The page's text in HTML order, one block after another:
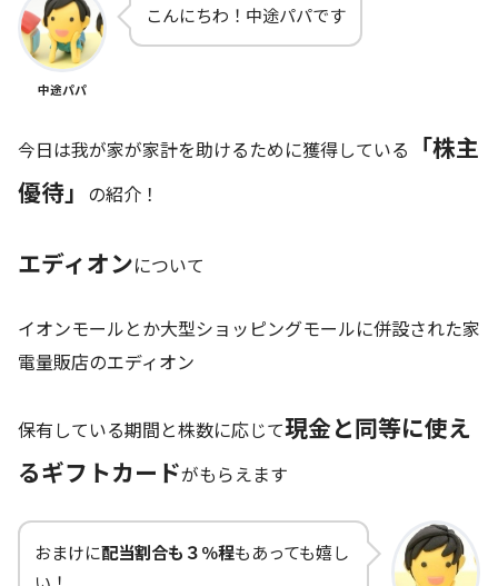
中途パパ
こんにちわ！中途パパです
今日は我が家が家計を助けるために獲得している
「株主
優待」 の紹介！
エディオンについて
イオンモールとか大型ショッピングモールに併設された家
電量販店のエディオン
保有している期間と株数に応じて現金と同等に使え
るギフトカードがもらえます
おまけに配当割合も３％程もあっても嬉し